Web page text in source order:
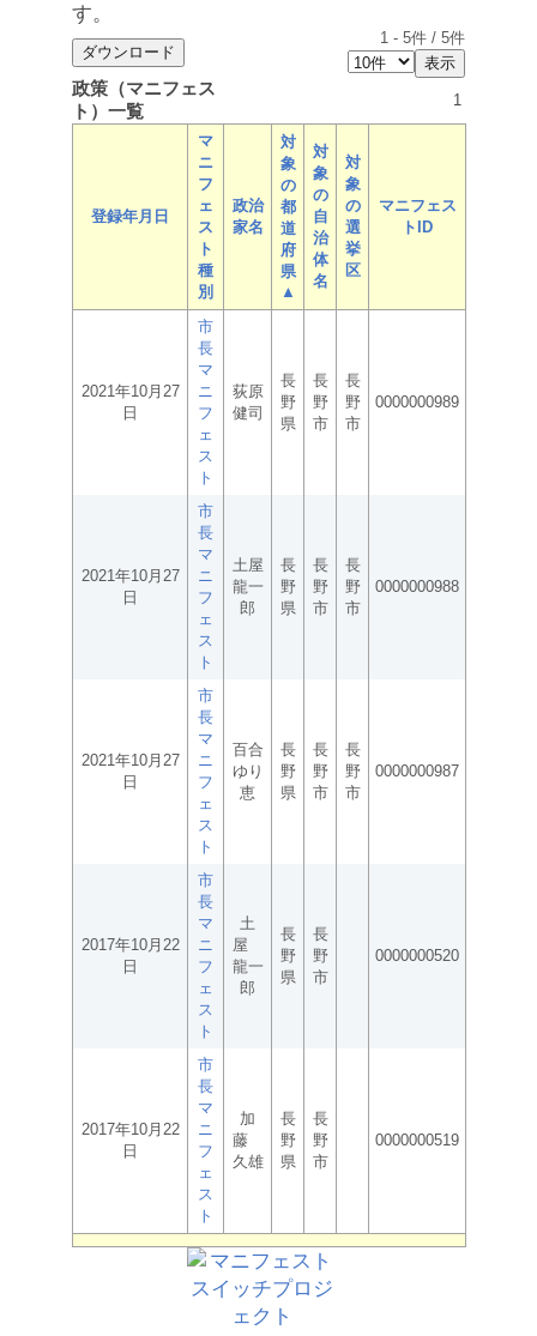
す。
1 - 5件 / 5件
政策（マニフェス
ト）一覧
1
登録年月日
マ
ニ
フ
ェ
ス
ト
種
別
政治
家名
対
象
の
都
道
府
県
▲
対
象
の
自
治
体
名
対
象
の
選
挙
区
マニフェス
トID
2021年10月27
日
市
長
マ
ニ
フ
ェ
ス
ト
荻原
健司
長
野
県
長
野
市
長
野
市
0000000989
2021年10月27
日
市
長
マ
ニ
フ
ェ
ス
ト
土屋
龍一
郎
長
野
県
長
野
市
長
野
市
0000000988
2021年10月27
日
市
長
マ
ニ
フ
ェ
ス
ト
百合
ゆり
恵
長
野
県
長
野
市
長
野
市
0000000987
2017年10月22
日
市
長
マ
ニ
フ
ェ
ス
ト
土
屋
龍一
郎
長
野
県
長
野
市
0000000520
2017年10月22
日
市
長
マ
ニ
フ
ェ
ス
ト
加
藤
久雄
長
野
県
長
野
市
0000000519